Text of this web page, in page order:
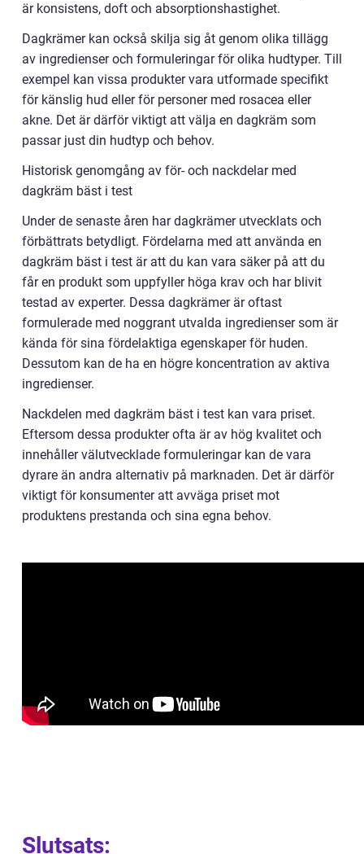
är konsistens, doft och absorptionshastighet.
Dagkrämer kan också skilja sig åt genom olika tillägg
av ingredienser och formuleringar för olika hudtyper. Till
exempel kan vissa produkter vara utformade specifikt
för känslig hud eller för personer med rosacea eller
akne. Det är därför viktigt att välja en dagkräm som
passar just din hudtyp och behov.
Historisk genomgång av för- och nackdelar med
dagkräm bäst i test
Under de senaste åren har dagkrämer utvecklats och
förbättrats betydligt. Fördelarna med att använda en
dagkräm bäst i test är att du kan vara säker på att du
får en produkt som uppfyller höga krav och har blivit
testad av experter. Dessa dagkrämer är oftast
formulerade med noggrant utvalda ingredienser som är
kända för sina fördelaktiga egenskaper för huden.
Dessutom kan de ha en högre koncentration av aktiva
ingredienser.
Nackdelen med dagkräm bäst i test kan vara priset.
Eftersom dessa produkter ofta är av hög kvalitet och
innehåller välutvecklade formuleringar kan de vara
dyrare än andra alternativ på marknaden. Det är därför
viktigt för konsumenter att avväga priset mot
produktens prestanda och sina egna behov.
Slutsats: